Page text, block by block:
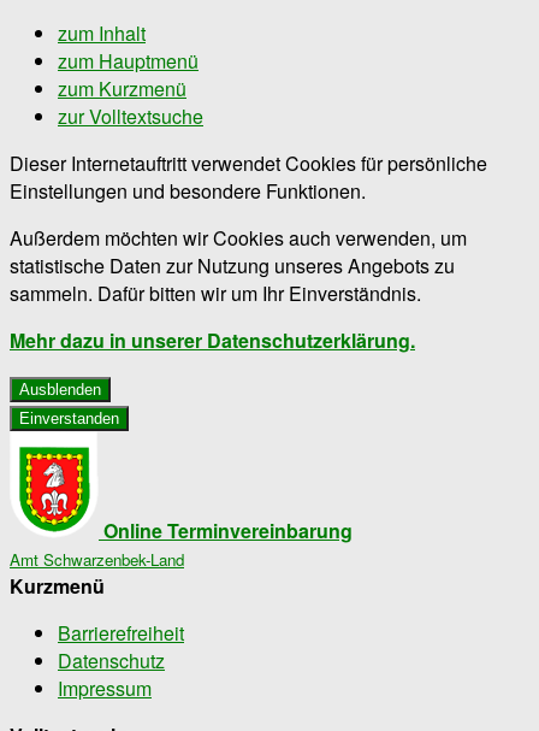
zum Inhalt
zum Hauptmenü
zum Kurzmenü
zur Volltextsuche
Dieser Internetauftritt verwendet Cookies für persönliche
Einstellungen und besondere Funktionen.
Außerdem möchten wir Cookies auch verwenden, um
statistische Daten zur Nutzung unseres Angebots zu
sammeln. Dafür bitten wir um Ihr Einverständnis.
Mehr dazu in unserer Datenschutzerklärung.
Ausblenden
Einverstanden
Online Terminvereinbarung
Amt Schwarzenbek-Land
Kurzmenü
Barrierefreiheit
Datenschutz
Impressum